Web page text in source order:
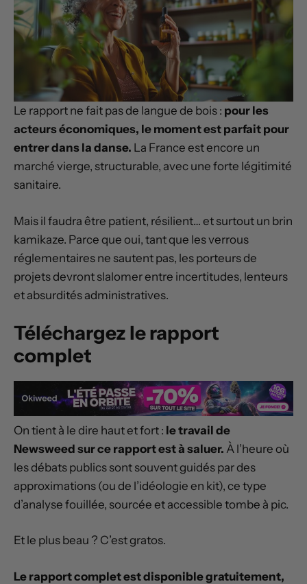
Le rapport ne fait pas de langue de bois : pour les
acteurs économiques, le moment est parfait pour
entrer dans la danse. La France est encore un
marché vierge, structurable, avec une forte légitimité
sanitaire.
Mais il faudra être patient, résilient… et surtout un brin
kamikaze. Parce que oui, tant que les verrous
réglementaires ne sautent pas, les porteurs de
projets devront slalomer entre incertitudes, lenteurs
et absurdités administratives.
Téléchargez le rapport
complet
On tient à le dire haut et fort : le travail de
Newsweed sur ce rapport est à saluer. À l’heure où
les débats publics sont souvent guidés par des
approximations (ou de l’idéologie en kit), ce type
d’analyse fouillée, sourcée et accessible tombe à pic.
Et le plus beau ? C’est gratos.
Le rapport complet est disponible gratuitement,